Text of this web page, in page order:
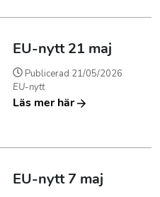
EU-nytt 21 maj
Publicerad 21/05/2026
EU-nytt
Läs mer här
EU-nytt 7 maj